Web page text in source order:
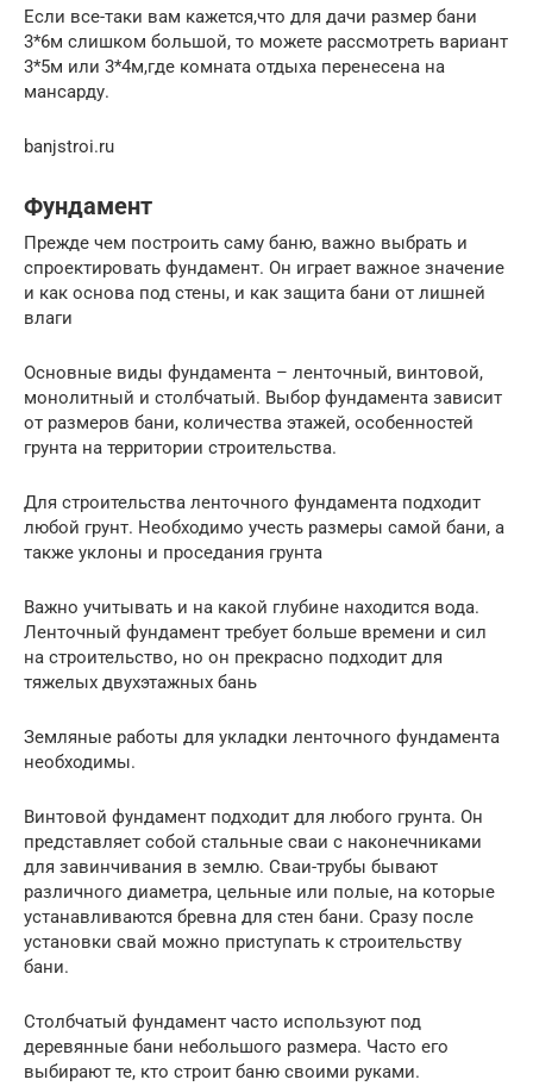
Если все-таки вам кажется,что для дачи размер бани
3*6м слишком большой, то можете рассмотреть вариант
3*5м или 3*4м,где комната отдыха перенесена на
мансарду.
banjstroi.ru
Фундамент
Прежде чем построить саму баню, важно выбрать и
спроектировать фундамент. Он играет важное значение
и как основа под стены, и как защита бани от лишней
влаги
Основные виды фундамента – ленточный, винтовой,
монолитный и столбчатый. Выбор фундамента зависит
от размеров бани, количества этажей, особенностей
грунта на территории строительства.
Для строительства ленточного фундамента подходит
любой грунт. Необходимо учесть размеры самой бани, а
также уклоны и проседания грунта
Важно учитывать и на какой глубине находится вода.
Ленточный фундамент требует больше времени и сил
на строительство, но он прекрасно подходит для
тяжелых двухэтажных бань
Земляные работы для укладки ленточного фундамента
необходимы.
Винтовой фундамент подходит для любого грунта. Он
представляет собой стальные сваи с наконечниками
для завинчивания в землю. Сваи-трубы бывают
различного диаметра, цельные или полые, на которые
устанавливаются бревна для стен бани. Сразу после
установки свай можно приступать к строительству
бани.
Столбчатый фундамент часто используют под
деревянные бани небольшого размера. Часто его
выбирают те, кто строит баню своими руками.